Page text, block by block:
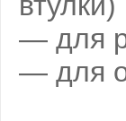
— для
— для